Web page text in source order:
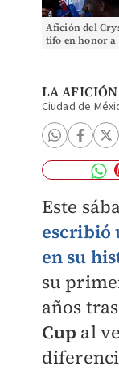
Afición del
tifo en honor a
LA AFICIÓN
Ciudad de
Este
escribió
en su
su
años tras
Cup al